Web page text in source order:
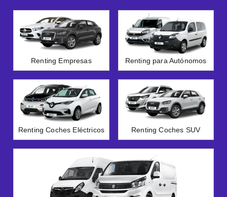
Renting Empresas Renting para Autónomos
Renting Coches Eléctricos Renting Coches SUV